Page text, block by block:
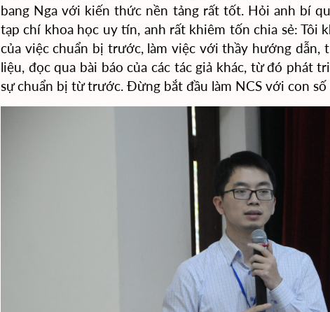
bang Nga với kiến thức nền tảng rất tốt. Hỏi anh bí
tạp chí khoa học uy tín, anh rất khiêm tốn chia sẻ: Tôi
của việc chuẩn bị trước, làm việc với thầy hướng dẫn,
liệu, đọc qua bài báo của các tác giả khác, từ đó phát
sự chuẩn bị từ trước. Đừng bắt đầu làm NCS với con số